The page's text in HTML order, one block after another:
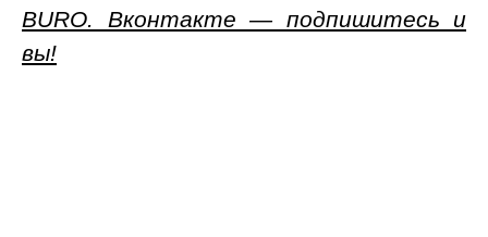
BURO. Вконтакте — подпишитесь и
вы!